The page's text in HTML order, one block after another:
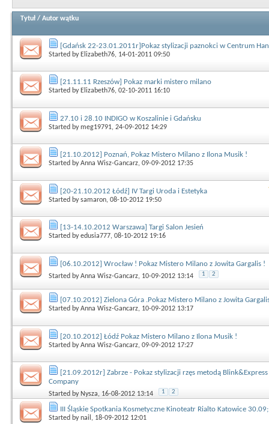
Tytuł / Autor wątku
[Gdańsk 22-23.01.2011r]Pokaz stylizacji paznokci w Centrum
Started by Elizabeth76, 14-01-2011 09:50
[21.11.11 Rzeszów] Pokaz marki mistero milano
Started by Elizabeth76, 02-10-2011 16:10
27.10 i 28.10 INDIGO w Koszalinie i Gdańsku
Started bymeg19791, 24-09-2012 14:29
[21.10.2012] Poznań, Pokaz Mistero Milano z Ilona Musik !
Started byAnna Wisz-Gancarz, 09-09-2012 17:35
[20-21.10.2012 Łódź] IV Targi Uroda i Estetyka
Started bysamaron, 08-10-2012 19:50
[13-14.10.2012 Warszawa] Targi Salon Jesień
Started byedusia777, 08-10-2012 19:16
[06.10.2012] Wrocław ! Pokaz Mistero Milano z Jowita Gargalis !
Started byAnna Wisz-Gancarz, 10-09-2012 13:14 1 2
[07.10.2012] Zielona Góra .Pokaz Mistero Milano z Jowita
Started byAnna Wisz-Gancarz, 10-09-2012 13:17
[20.10.2012] Łódź Pokaz Mistero Milano z Ilona Musik !
Started byAnna Wisz-Gancarz, 09-09-2012 17:27
[21.09.2012r] Zabrze - Pokaz stylizacji rzęs metodą
Company
Started by Nysza, 16-08-2012 13:14 1 2
III Śląskie Spotkania Kosmetyczne Kinoteatr Rialto Katowice
Started bynail , 18-09-2012 12:01